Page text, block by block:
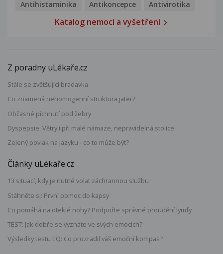
Antihistaminika
Antikoncepce Antivirotika
Katalog nemocí a vyšetření
Z poradny uLékaře.cz
Stále se zvětšující bradavka
Co znamená nehomogenní struktura jater?
Občasné píchnutí pod žebry
Dyspepsie: Větry i při malé námaze, nepravidelná stolice
Zelený povlak na jazyku - co to může být?
Články uLékaře.cz
13 situací, kdy je nutné volat záchrannou službu
Stáhněte si: První pomoc do kapsy
Co pomáhá na oteklé nohy? Podpořte správné proudění lymfy
TEST: Jak dobře se vyznáte ve svých emocích?
Výsledky testu EQ: Co prozradil váš emoční kompas?